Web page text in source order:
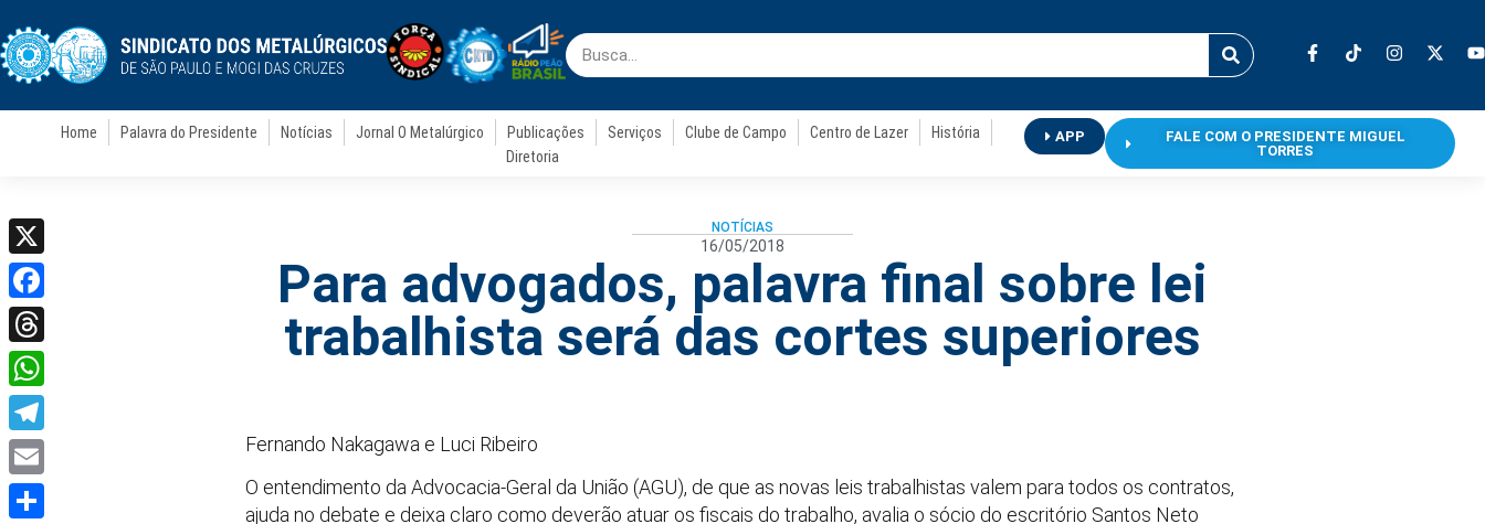
Home Palavra do Presidente Notícias Jornal O Metalúrgico Publicações Serviços Clube de Campo Centro de Lazer
História
Diretoria
APP
FALE COM O PRESIDENTE MIGUEL
TORRES
NOTÍCIAS
16/05/2018
Para advogados, palavra final sobre lei
trabalhista será das cortes superiores
Fernando Nakagawa e Luci Ribeiro
O entendimento da Advocacia-Geral da União (AGU), de que as novas leis trabalhistas valem para todos os contratos,
ajuda no debate e deixa claro como deverão atuar os fiscais do trabalho, avalia o sócio do escritório Santos Neto
X
Facebook
Threads
WhatsApp
Telegram
Email